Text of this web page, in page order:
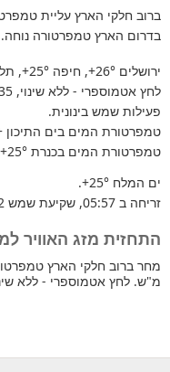
ברוב חלקי הארץ עליית
בדרום הארץ טמפרטורה נוחה.
ירושלים +26°, חיפה +25°
,
לחץ אטמוספרי - ללא שינוי, 735 מ"מ / כספית עמ '
פעילות שמש בינונית.
טמפרטורת המים בים התיכון
טמפרטורת המים בכנרת +25°
ים המלח +25°
.
זריחה ב 05:57, שקיעת שמש 16:42.
התחזית מזג האוויר למחר
מ"ש. לחץ אטמוספרי - ללא